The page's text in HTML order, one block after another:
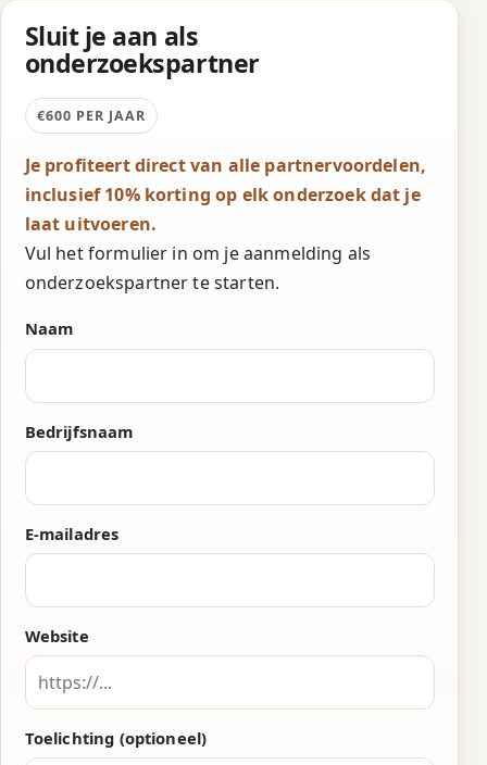
Sluit je aan als
onderzoekspartner
€600 PER JAAR
Je profiteert direct van alle partnervoordelen,
inclusief 10% korting op elk onderzoek dat je
laat uitvoeren.
Vul het formulier in om je aanmelding als
onderzoekspartner te starten.
Naam
Bedrijfsnaam
E-mailadres
Website
Toelichting (optioneel)